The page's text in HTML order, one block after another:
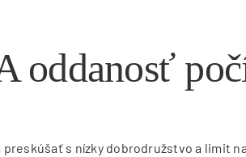
oddanosť
s nízky dobrodružstvo a limit